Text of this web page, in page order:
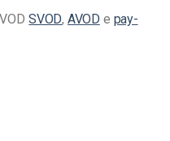
SVOD,AVOD e pay-